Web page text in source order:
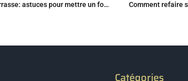
Checklist pour aménager sa terrasse: astuces pour mettre un four à pizza extérieur Comment refaire
Catégories